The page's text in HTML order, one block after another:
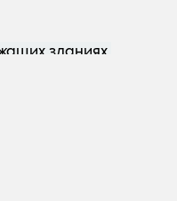
зданиях.